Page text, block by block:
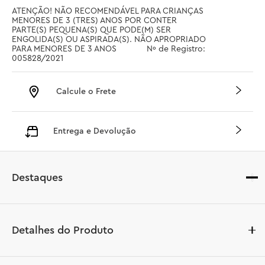
ATENÇÃO! NÃO RECOMENDÁVEL PARA CRIANÇAS
MENORES DE 3 (TRES) ANOS POR CONTER
PARTE(S) PEQUENA(S) QUE PODE(M) SER
ENGOLIDA(S) OU ASPIRADA(S). NÃO APROPRIADO
PARA MENORES DE 3 ANOS		 Nº de Registro:
005828/2021
Calcule o Frete
Entrega e Devolução
Destaques
Detalhes do Produto